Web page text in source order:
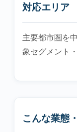
対応エリア
主要都市圏を
象セグメント
こんな業態